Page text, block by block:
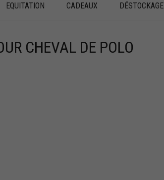
EQUITATION CADEAUX DÉSTOCKAGE
CHEVAL DE POLO